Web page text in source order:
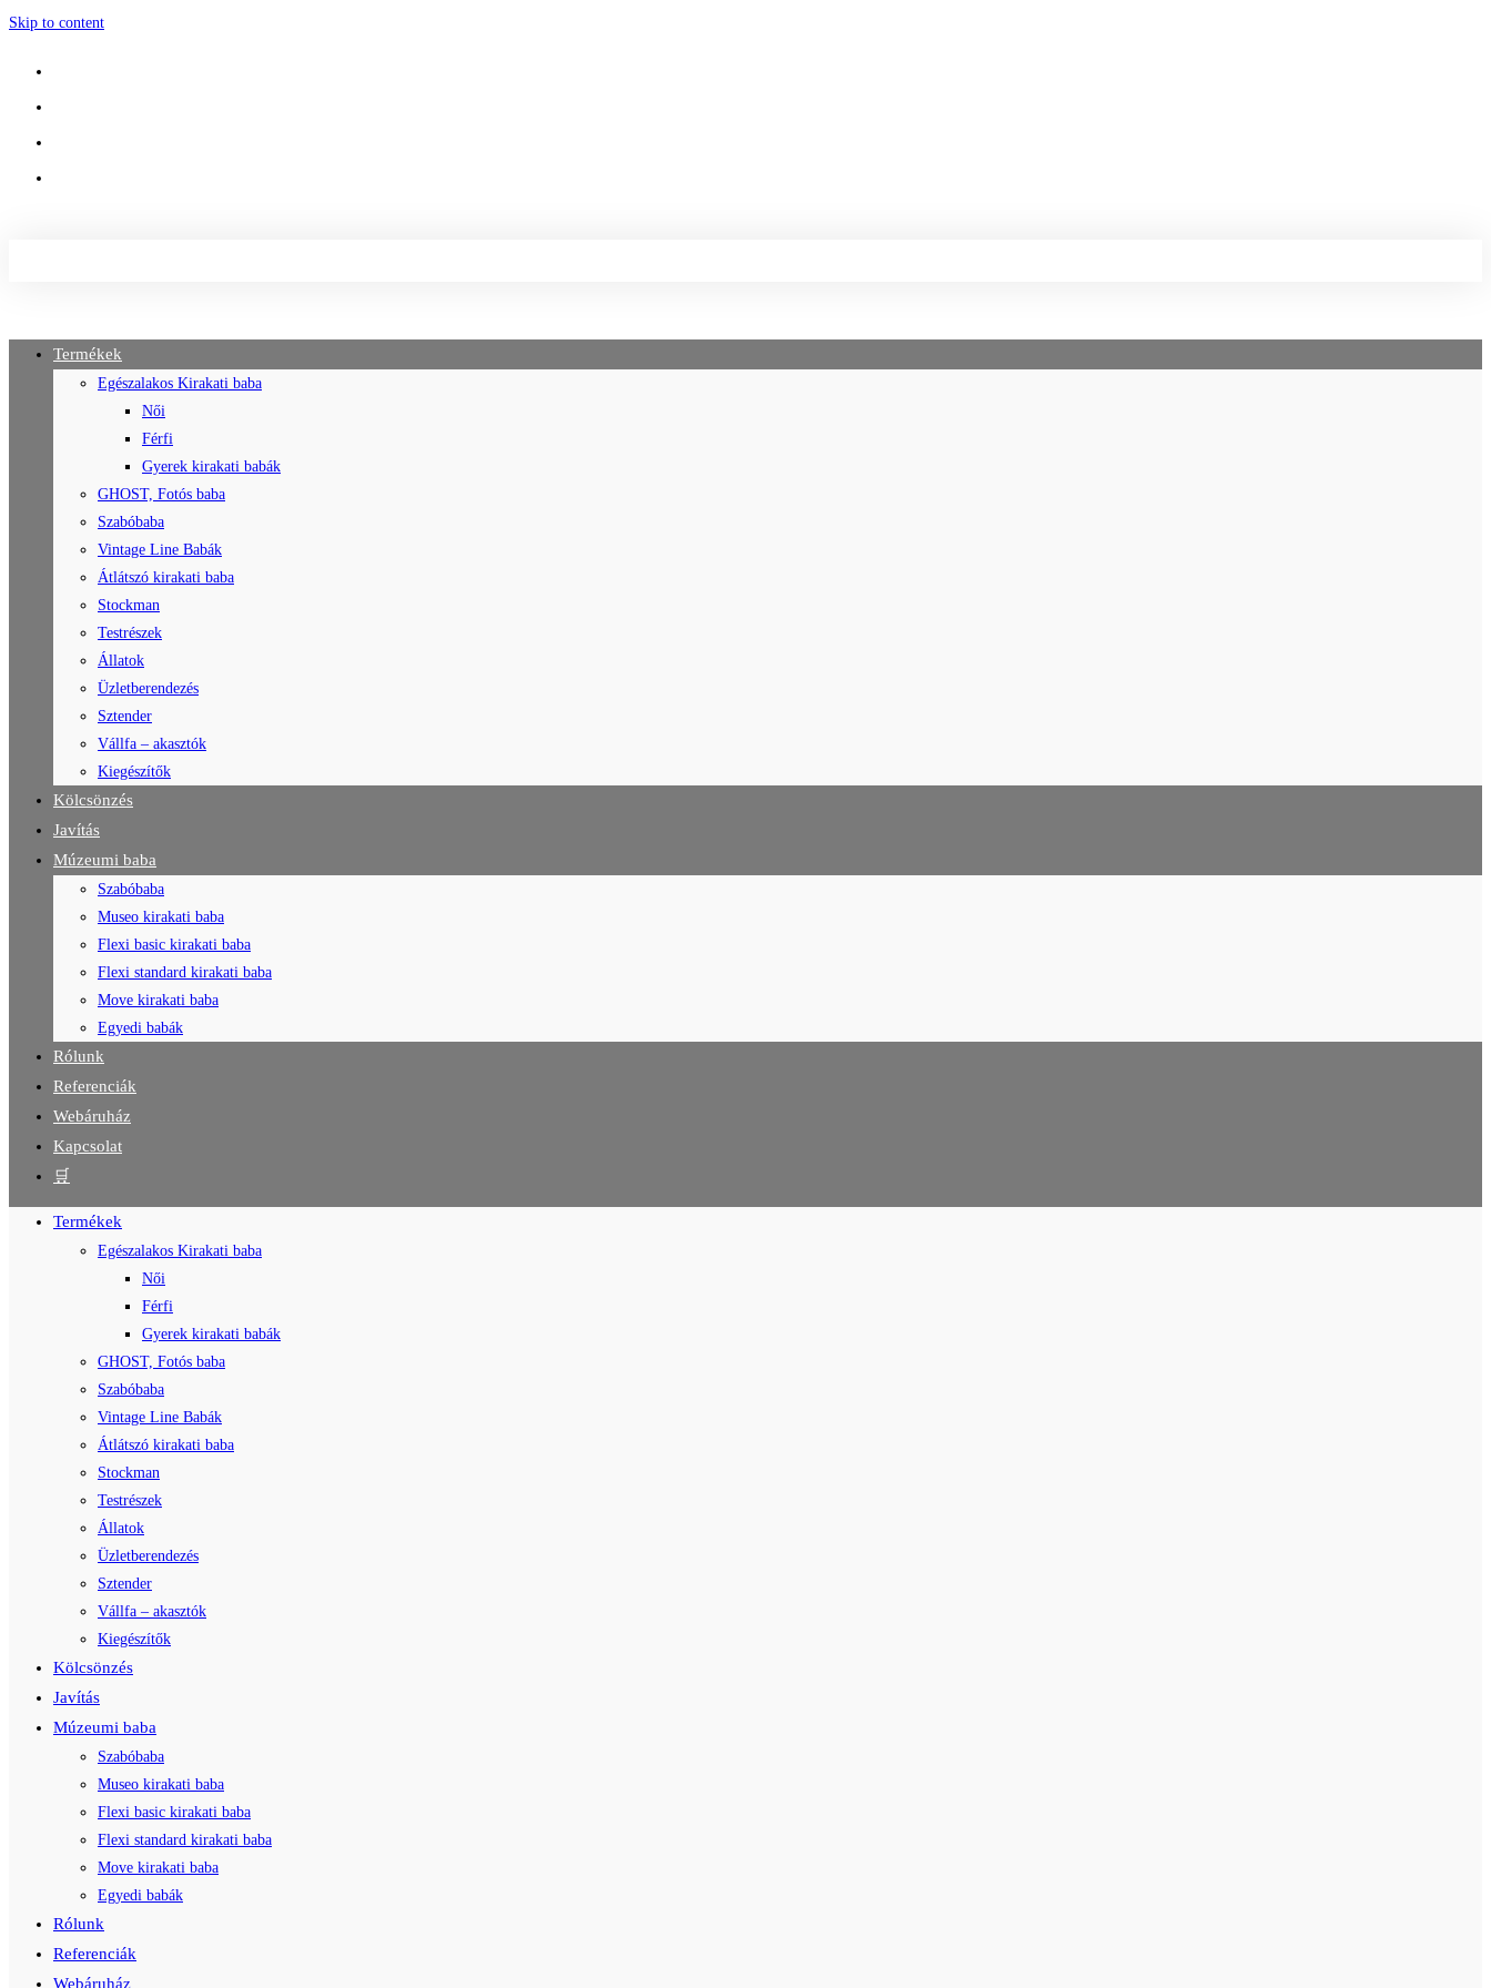
Skip to content
Termékek
Egészalakos Kirakati baba
Női
Férfi
Gyerek kirakati babák
GHOST, Fotós baba
Szabóbaba
Vintage Line Babák
Átlátszó kirakati baba
Stockman
Testrészek
Állatok
Üzletberendezés
Sztender
Vállfa – akasztók
Kiegészítők
Kölcsönzés
Javítás
Múzeumi baba
Szabóbaba
Museo kirakati baba
Flexi basic kirakati baba
Flexi standard kirakati baba
Move kirakati baba
Egyedi babák
Rólunk
Referenciák
Webáruház
Kapcsolat
🛒
Termékek
Egészalakos Kirakati baba
Női
Férfi
Gyerek kirakati babák
GHOST, Fotós baba
Szabóbaba
Vintage Line Babák
Átlátszó kirakati baba
Stockman
Testrészek
Állatok
Üzletberendezés
Sztender
Vállfa – akasztók
Kiegészítők
Kölcsönzés
Javítás
Múzeumi baba
Szabóbaba
Museo kirakati baba
Flexi basic kirakati baba
Flexi standard kirakati baba
Move kirakati baba
Egyedi babák
Rólunk
Referenciák
Webáruház